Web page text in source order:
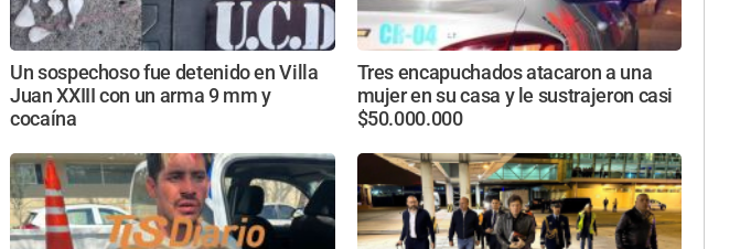
Un sospechoso fue detenido en Villa
Juan XXIII con un arma 9 mm y
cocaína
Tres encapuchados atacaron a una
mujer en su casa y le sustrajeron casi
$50.000.000